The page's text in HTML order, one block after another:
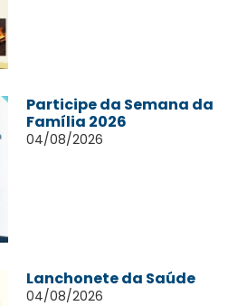
Participe da Semana da
Família 2026
04/08/2026
Lanchonete da Saúde
04/08/2026